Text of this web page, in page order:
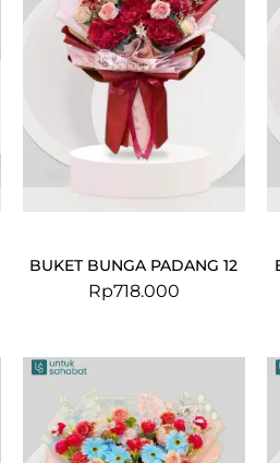
BUKET BUNGA PADANG 12
Rp718.000